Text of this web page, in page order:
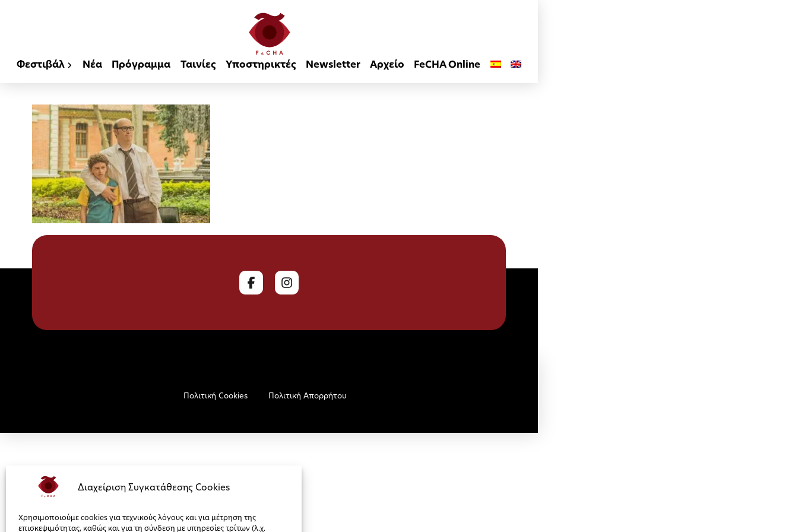
Διαχείριση Συγκατάθεσης Cookies
Χρησιμοποιούμε cookies για τεχνικούς λόγους και για μέτρηση της
επισκεψιμότητας, καθώς και για τη σύνδεση με υπηρεσίες τρίτων (λ.χ.
Φεστιβάλ Νέα Πρόγραμμα Ταινίες Υποστηρικτές Newsletter Αρχείο FeCHA Online
Πολιτική Cookies Πολιτική Απορρήτου